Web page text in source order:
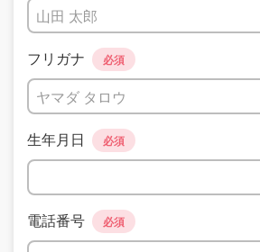
フリガナ 必須
生年月日 必須
電話番号 必須